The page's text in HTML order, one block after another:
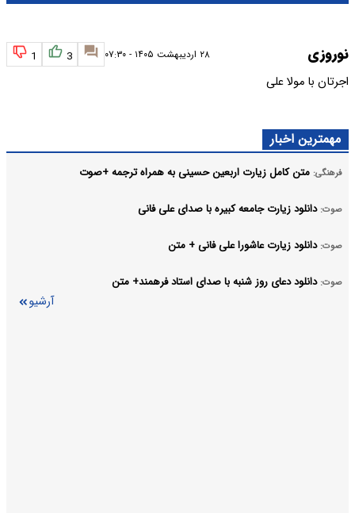
نوروزی ۲۸ اردیبهشت ۱۴۰۵ - ۰۷:۳۰ 3
1
اجرتان با مولا علی
مهمترین اخبار
فرهنگی: متن کامل زیارت اربعین حسینی به همراه ترجمه +صوت
صوت: دانلود زیارت جامعه کبیره با صدای علی فانی
صوت: دانلود زیارت عاشورا علی فانی + متن
صوت: دانلود دعای روز شنبه با صدای استاد فرهمند+ متن
آرشیو